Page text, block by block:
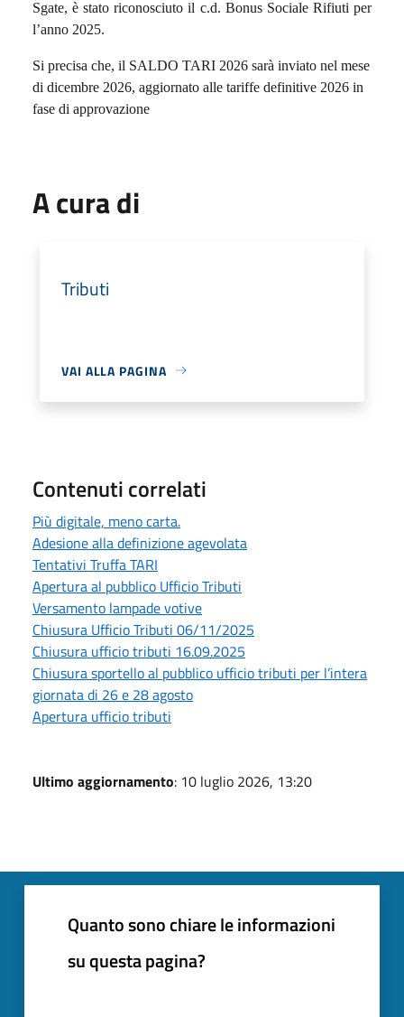
Sgate, è stato riconosciuto il c.d. Bonus Sociale Rifiuti per
l’anno 2025.
Si precisa che, il SALDO TARI 2026 sarà inviato nel mese
di dicembre 2026, aggiornato alle tariffe definitive 2026 in
fase di approvazione
A cura di
Tributi
VAI ALLA PAGINA
Contenuti correlati
Più digitale, meno carta.
Adesione alla definizione agevolata
Tentativi Truffa TARI
Apertura al pubblico Ufficio Tributi
Versamento lampade votive
Chiusura Ufficio Tributi 06/11/2025
Chiusura ufficio tributi 16.09.2025
Chiusura sportello al pubblico ufficio tributi per l’intera
giornata di 26 e 28 agosto
Apertura ufficio tributi
Ultimo aggiornamento: 10 luglio 2026, 13:20
Quanto sono chiare le informazioni
su questa pagina?